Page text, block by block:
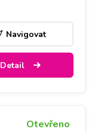
Navigovat
Detail
Otevřeno